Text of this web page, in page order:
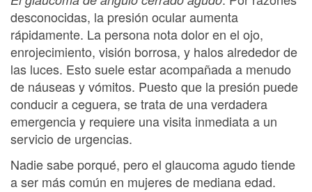
desconocidas, la presión ocular aumenta
rápidamente. La persona nota dolor en el ojo,
enrojecimiento, visión borrosa, y halos alrededor de
las luces. Esto suele estar acompañada a menudo
de náuseas y vómitos. Puesto que la presión puede
conducir a ceguera, se trata de una verdadera
emergencia y requiere una visita inmediata a un
servicio de urgencias.
Nadie sabe porqué, pero el glaucoma agudo tiende
a ser más común en mujeres de mediana edad.